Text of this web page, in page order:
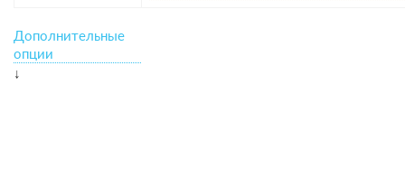
Дополнительные
опции
↓